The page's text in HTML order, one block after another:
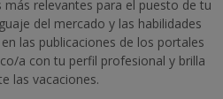
relevantes para el puesto de tu
del mercado y las habilidades
las publicaciones de los portales
a con tu perfil profesional y brilla
las vacaciones.